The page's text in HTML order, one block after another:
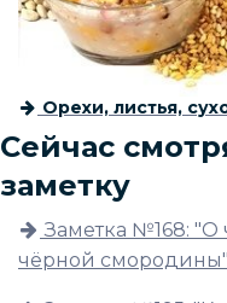
Орехи, листья,
Сейчас
заметку
Заметка №168: "О
чёрной смородины"